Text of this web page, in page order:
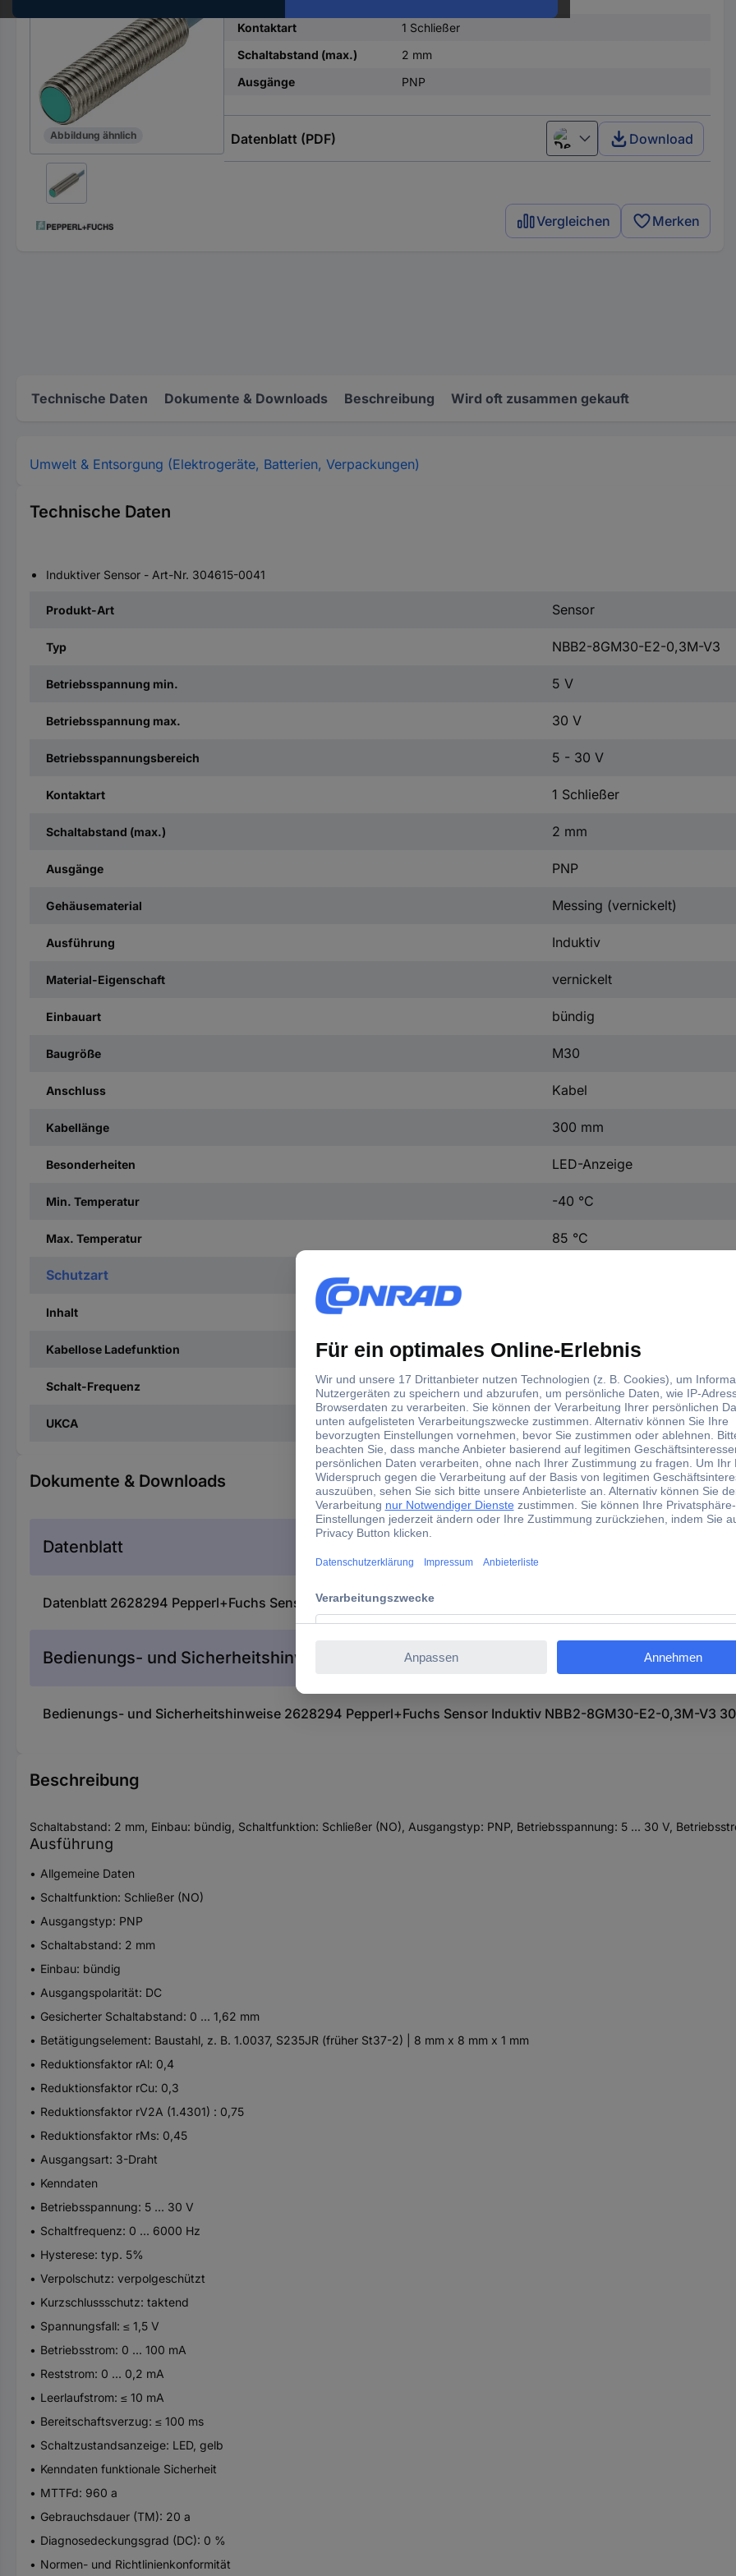
Abbildung ähnlich
Kontaktart
1 Schließer
Schaltabstand (max.)
2 mm
Ausgänge
PNP
Datenblatt (PDF) Deutsch (Deutschland)
Download
Vergleichen Merken
Technische Daten Dokumente & Downloads Beschreibung Wird oft zusammen gekauft
Umwelt & Entsorgung (Elektrogeräte, Batterien, Verpackungen)
Technische Daten
Induktiver Sensor - Art-Nr. 304615-0041
Produkt-Art Sensor
Typ NBB2-8GM30-E2-0,3M-V3
Betriebsspannung min. 5 V
Betriebsspannung max. 30 V
Betriebsspannungsbereich 5 - 30 V
Kontaktart 1 Schließer
Schaltabstand (max.) 2 mm
Ausgänge PNP
Gehäusematerial Messing (vernickelt)
Ausführung Induktiv
Material-Eigenschaft vernickelt
Einbauart bündig
Baugröße M30
Anschluss Kabel
Kabellänge 300 mm
Besonderheiten LED-Anzeige
Min. Temperatur -40 °C
Max. Temperatur 85 °C
Schutzart
Inhalt
Kabellose Ladefunktion Nein
Schalt-Frequenz 6000 Hz
UKCA Ja
Dokumente & Downloads
Datenblatt
Datenblatt 2628294 Pepperl+Fuchs Sensor Induktiv NBB2-8GM30-E2-0,3M-V3 304615-0041 M30 bündig PNP
Bedienungs- und Sicherheitshinweise
Bedienungs- und Sicherheitshinweise 2628294 Pepperl+Fuchs Sensor Induktiv NBB2-8GM30-E2-0,3M-V3
Beschreibung
Schaltabstand: 2 mm, Einbau: bündig, Schaltfunktion: Schließer (NO), Ausgangstyp: PNP, Betriebsspannung: 5 ... 30 V,
Ausführung
Allgemeine Daten
Schaltfunktion: Schließer (NO)
Ausgangstyp: PNP
Schaltabstand: 2 mm
Einbau: bündig
Ausgangspolarität: DC
Gesicherter Schaltabstand: 0 ... 1,62 mm
Betätigungselement: Baustahl, z. B. 1.0037, S235JR (früher St37-2) | 8 mm x 8 mm x 1 mm
Reduktionsfaktor rAl: 0,4
Reduktionsfaktor rCu: 0,3
Reduktionsfaktor rV2A (1.4301) : 0,75
Reduktionsfaktor rMs: 0,45
Ausgangsart: 3-Draht
Kenndaten
Betriebsspannung: 5 ... 30 V
Schaltfrequenz: 0 ... 6000 Hz
Hysterese: typ. 5%
Verpolschutz: verpolgeschützt
Kurzschlussschutz: taktend
Spannungsfall: ≤ 1,5 V
Betriebsstrom: 0 ... 100 mA
Reststrom: 0 ... 0,2 mA
Leerlaufstrom: ≤ 10 mA
Bereitschaftsverzug: ≤ 100 ms
Schaltzustandsanzeige: LED, gelb
Kenndaten funktionale Sicherheit
MTTFd: 960 a
Gebrauchsdauer (TM): 20 a
Diagnosedeckungsgrad (DC): 0 %
Normen- und Richtlinienkonformität